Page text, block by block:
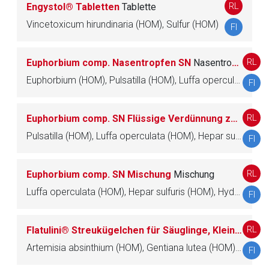
Engystol® Tabletten Tablette
Vincetoxicum hirundinaria (HOM), Sulfur (HOM)
RL
FI
Euphorbium comp. Nasentropfen SN Nasentropfen zum Sprühen
Euphorbium (HOM), Pulsatilla (HOM), Luffa operculata (HOM), Hydrargyrum biiodatum (HOM), Hepar sulfuris (HOM), Argentum nitricum (HOM)
RL
FI
Euphorbium comp. SN Flüssige Verdünnung zur Injektion
Pulsatilla (HOM), Luffa operculata (HOM), Hepar sulfuris (HOM), Euphorbium (HOM), Hydrargyrum biiodatum (HOM), Argentum nitricum (HOM)
RL
FI
Euphorbium comp. SN Mischung Mischung
Luffa operculata (HOM), Hepar sulfuris (HOM), Hydrargyrum biiodatum (HOM), Argentum nitricum (HOM), Euphorbium (HOM), Pulsatilla (HOM)
RL
FI
Flatulini® Streukügelchen für Säuglinge, Kleinkinder, Kinder, Jugendliche und Erwachsene
Artemisia absinthium (HOM), Gentiana lutea (HOM), Juniperus communis (HOM), Chamomilla recutita (HOM)
RL
FI